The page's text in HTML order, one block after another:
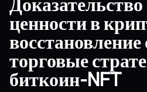
Доказательство
ценности в
торговые
биткоин-NFT